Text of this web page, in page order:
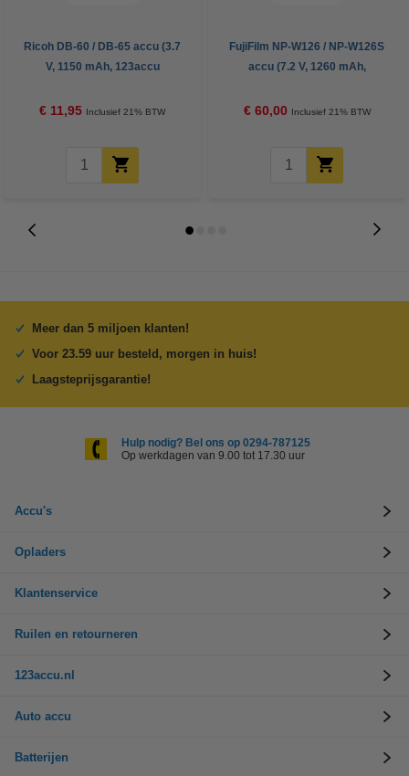
Ricoh DB-60 / DB-65 accu (3.7
V, 1150 mAh, 123accu
€ 11,95 Inclusief 21% BTW
FujiFilm NP-W126 / NP-W126S
accu (7.2 V, 1260 mAh,
€ 60,00 Inclusief 21% BTW
Meer dan 5 miljoen klanten!
Voor 23.59 uur besteld, morgen in huis!
Laagsteprijsgarantie!
Hulp nodig? Bel ons op 0294-787125
Op werkdagen van 9.00 tot 17.30 uur
Accu's
Opladers
Klantenservice
Ruilen en retourneren
123accu.nl
Auto accu
Batterijen